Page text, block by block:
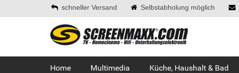
schneller Versand Selbstabholung möglich
Home Multimedia Küche, Haushalt & Bad